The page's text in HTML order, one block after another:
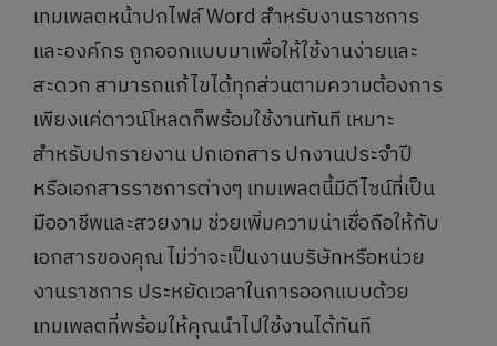
เทมเพลตหน้าปกไฟล์ Word สำหรับงานราชการ
และองค์กร ถูกออกแบบมาเพื่อให้ใช้งานง่ายและ
สะดวก สามารถแก้ไขได้ทุกส่วนตามความต้องการ
เพียงแค่ดาวน์โหลดก็พร้อมใช้งานทันที เหมาะ
สำหรับปกรายงาน ปกเอกสาร ปกงานประจำปี
หรือเอกสารราชการต่างๆ เทมเพลตนี้มีดีไซน์ที่เป็น
มืออาชีพและสวยงาม ช่วยเพิ่มความน่าเชื่อถือให้กับ
เอกสารของคุณ ไม่ว่าจะเป็นงานบริษัทหรือหน่วย
งานราชการ ประหยัดเวลาในการออกแบบด้วย
เทมเพลตที่พร้อมให้คุณนำไปใช้งานได้ทันที